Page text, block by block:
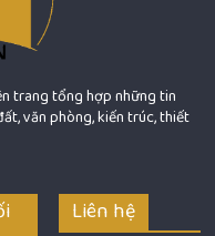
trang tổng hợp những tin
văn phòng, kiến trúc, thiết
Liên hệ